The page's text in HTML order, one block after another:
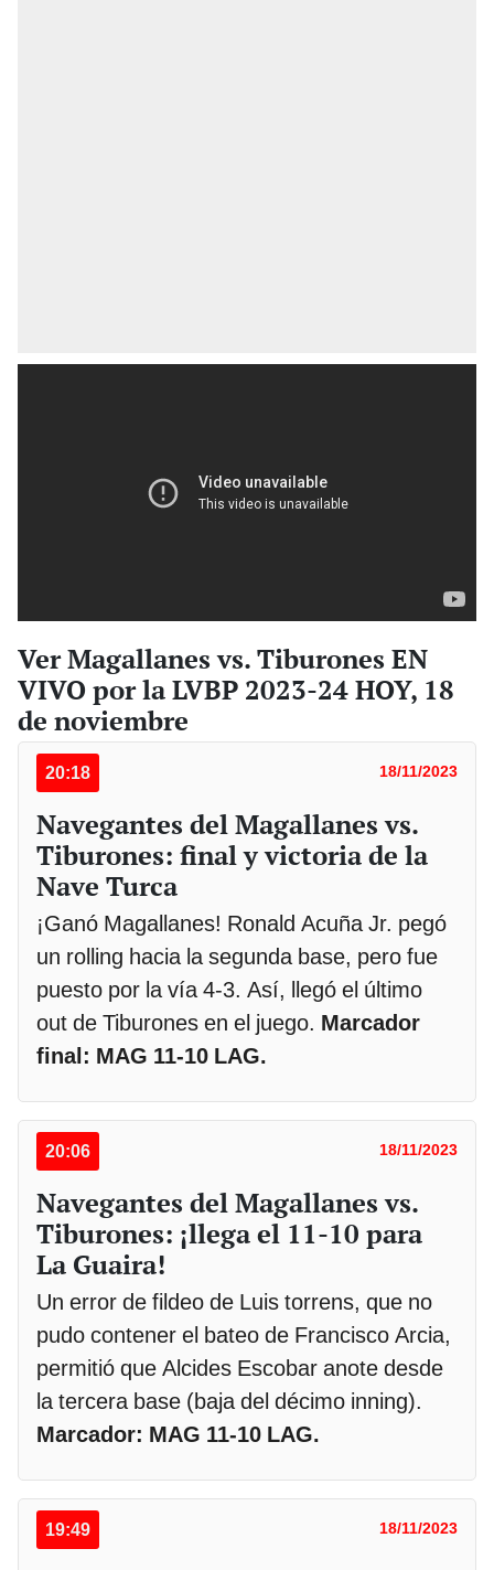
Ver Magallanes vs. Tiburones EN
VIVO por la LVBP 2023-24 HOY, 18
de noviembre
20:18 18/11/2023
Navegantes del Magallanes vs.
Tiburones: final y victoria de la
Nave Turca
¡Ganó Magallanes! Ronald Acuña Jr. pegó
un rolling hacia la segunda base, pero fue
puesto por la vía 4-3. Así, llegó el último
out de Tiburones en el juego. Marcador
final: MAG 11-10 LAG.
20:06 18/11/2023
Navegantes del Magallanes vs.
Tiburones: ¡llega el 11-10 para
La Guaira!
Un error de fildeo de Luis torrens, que no
pudo contener el bateo de Francisco Arcia,
permitió que Alcides Escobar anote desde
la tercera base (baja del décimo inning).
Marcador: MAG 11-10 LAG.
19:49 18/11/2023